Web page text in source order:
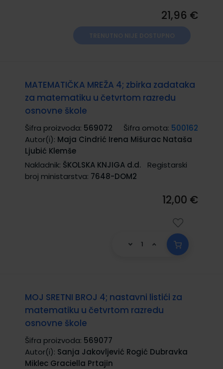
21,96 €
MATEMATIČKA MREŽA 4; zbirka zadataka
za matematiku u četvrtom razredu
osnovne škole
Šifra proizvoda: 569072 Šifra omota: 500162
Autor(i): Maja Cindrić Irena Mišurac Nataša
Ljubić Klemše
Nakladnik: ŠKOLSKA KNJIGA d.d.
Registarski
broj ministarstva: 7648-DOM2
12,00 €
MOJ SRETNI BROJ 4; nastavni listići za
matematiku u četvrtom razredu
osnovne škole
Šifra proizvoda: 569077
Autor(i): Sanja Jakovljević Rogić Dubravka
Miklec Graciella Prtajin